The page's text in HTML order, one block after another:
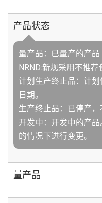
产品状态
量产品：已量产的产品
NRND:新规采用不推荐
计划生产终止品：计
日期。
生产终止品：已停产，
开发中：开发中的产
的情况下进行变更。
量产品